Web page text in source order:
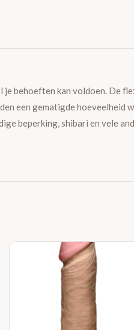
je behoeften kan voldoen. De
een gematigde hoeveelheid
beperking, shibari en vele